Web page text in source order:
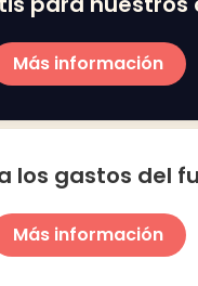
Más información
los gastos del
Más información